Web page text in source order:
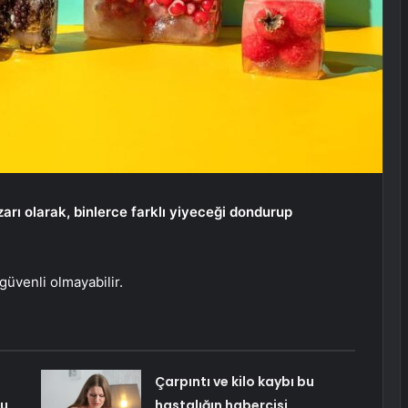
olarak, binlerce farklı yiyeceği dondurup
olmayabilir.
Çarpıntı ve kilo kaybı bu